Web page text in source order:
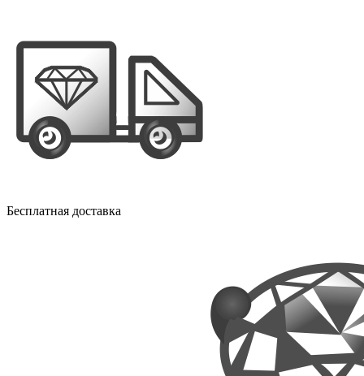
Бесплатная доставка